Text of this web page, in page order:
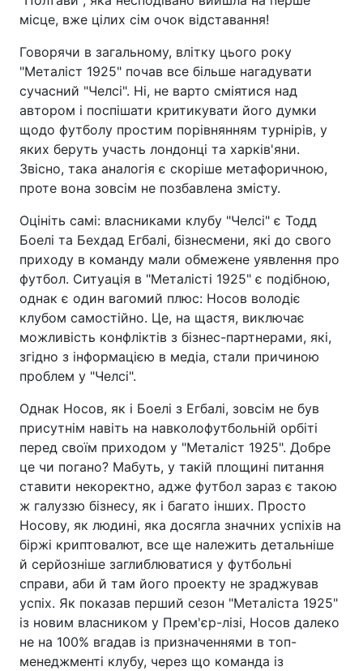
місце, вже цілих сім очок відставання!
Говорячи в загальному, влітку цього року
"Металіст 1925" почав все більше нагадувати
сучасний "Челсі". Ні, не варто сміятися над
автором і поспішати критикувати його думки
щодо футболу простим порівнянням турнірів, у
яких беруть участь лондонці та харків'яни.
Звісно, така аналогія є скоріше метафоричною,
проте вона зовсім не позбавлена змісту.
Оцініть самі: власниками клубу "Челсі" є Тодд
Боелі та Бехдад Егбалі, бізнесмени, які до свого
приходу в команду мали обмежене уявлення про
футбол. Ситуація в "Металісті 1925" є подібною,
однак є один вагомий плюс: Носов володіє
клубом самостійно. Це, на щастя, виключає
можливість конфліктів з бізнес-партнерами, які,
згідно з інформацією в медіа, стали причиною
проблем у "Челсі".
Однак Носов, як і Боелі з Егбалі, зовсім не був
присутнім навіть на навколофутбольній орбіті
перед своїм приходом у "Металіст 1925". Добре
це чи погано? Мабуть, у такій площині питання
ставити некоректно, адже футбол зараз є такою
ж галуззю бізнесу, як і багато інших. Просто
Носову, як людині, яка досягла значних успіхів на
біржі криптовалют, все ще належить детальніше
й серйозніше заглиблюватися у футбольні
справи, аби й там його проекту не зраджував
успіх. Як показав перший сезон "Металіста 1925"
із новим власником у Прем'єр-лізі, Носов далеко
не на 100% вгадав із призначеннями в топ-
менеджменті клубу, через що команда із